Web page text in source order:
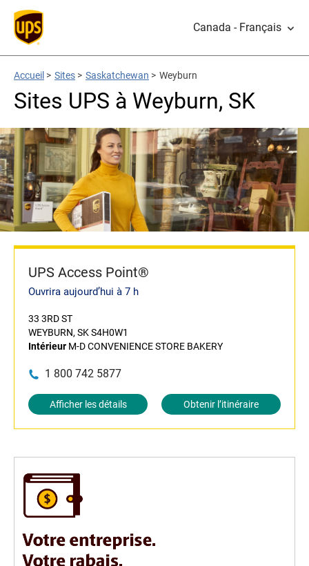
Canada - Français
Accueil > Sites > Saskatchewan > Weyburn
Sites UPS à Weyburn, SK
UPS Access Point®
Ouvrira aujourd’hui à 7 h
33 3RD ST
WEYBURN, SK S4H0W1
Intérieur M-D CONVENIENCE STORE BAKERY
1 800 742 5877
Afficher les détails Obtenir l’itinéraire